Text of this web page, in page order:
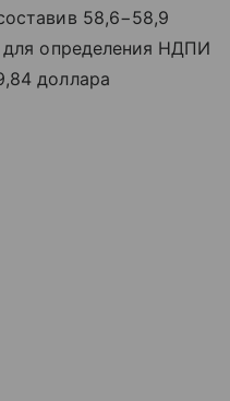
58,6−58,9
для определения НДПИ
доллара